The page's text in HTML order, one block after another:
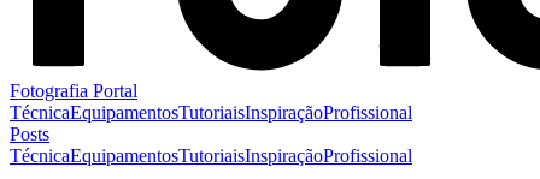
Fotografia Portal
TécnicaEquipamentosTutoriaisInspiraçãoProfissional
Posts
TécnicaEquipamentosTutoriaisInspiraçãoProfissional